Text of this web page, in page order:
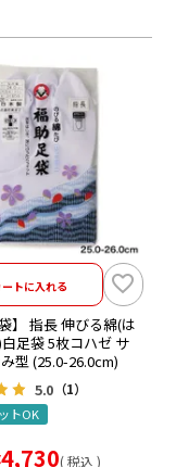
ートに入れる
】 指長 伸びる綿(は
足袋 5枚コハゼ サ
型 (25.0-26.0cm)
5.0 （1）
トOK
4,730 税込